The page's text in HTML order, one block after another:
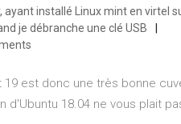
ayant installé Linux mint en virtel
je débranche une clé USB
19 est donc une très bonne
d'Ubuntu 18.04 ne vous plait